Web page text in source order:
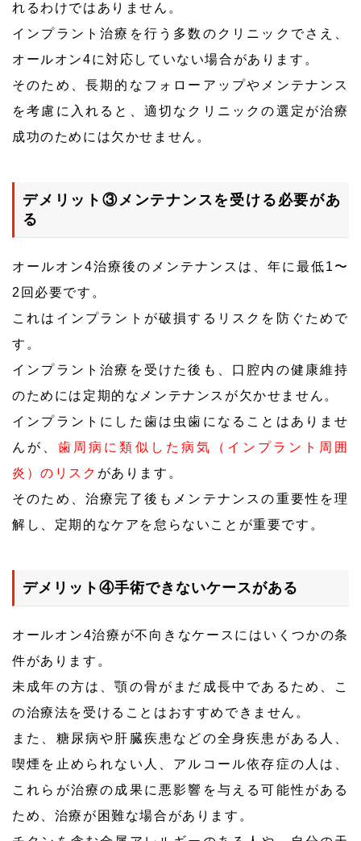
れるわけではありません。
インプラント治療を行う多数のクリニックでさえ、
オールオン4に対応していない場合があります。
そのため、長期的なフォローアップやメンテナンス
を考慮に入れると、適切なクリニックの選定が治療
成功のためには欠かせません。
デメリット③メンテナンスを受ける必要があ
る
オールオン4治療後のメンテナンスは、年に最低1〜
2回必要です。
これはインプラントが破損するリスクを防ぐためで
す。
インプラント治療を受けた後も、口腔内の健康維持
のためには定期的なメンテナンスが欠かせません。
インプラントにした歯は虫歯になることはありませ
んが、歯周病に類似した病気（インプラント周囲
炎）のリスク があります。
そのため、治療完了後もメンテナンスの重要性を理
解し、定期的なケアを怠らないことが重要です。
デメリット④手術できないケースがある
オールオン4治療が不向きなケースにはいくつかの条
件があります。
未成年の方は、顎の骨がまだ成長中であるため、こ
の治療法を受けることはおすすめできません。
また、糖尿病や肝臓疾患などの全身疾患がある人、
喫煙を止められない人、アルコール依存症の人は、
これらが治療の成果に悪影響を与える可能性がある
ため、治療が困難な場合があります。